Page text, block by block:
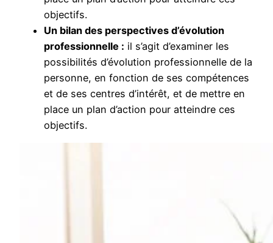
objectifs.
Un bilan des perspectives d’évolution
professionnelle : il s’agit d’examiner les
possibilités d’évolution professionnelle de la
personne, en fonction de ses compétences
et de ses centres d’intérêt, et de mettre en
place un plan d’action pour atteindre ces
objectifs.